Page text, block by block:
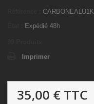
CARBONEALU1K
Expédié 48h
Imprimer
35,00 € TTC